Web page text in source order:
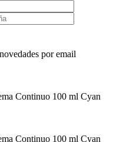
por email